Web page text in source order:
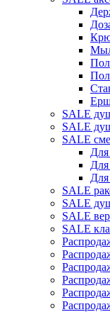
SALE
SALE
SALE
SALE
SALE
SALE
SALE